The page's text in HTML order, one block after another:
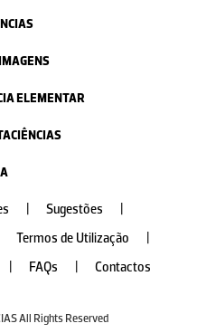
ELEMENTAR
Sugestões
Termos de Utilização
FAQs Contactos
All Rights Reserved